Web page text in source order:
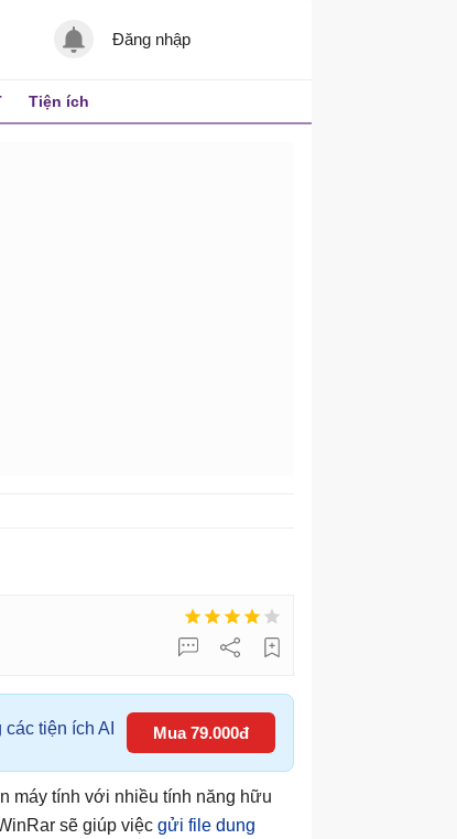
Đăng nhập
Tiện ích
tiện ích AI Mua 79.000đ
máy tính với nhiều tính năng hữu
sẽ giúp việc gửi file dung